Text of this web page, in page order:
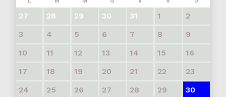
27 28 29 30 31 1
2
3
4 5 6 7 8
9
10
11 12 13 14 15
16
17
18 19 20 21 22
23
24
25 26 27 28 29
30